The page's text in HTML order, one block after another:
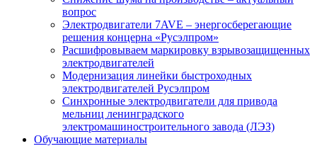
вопрос
Электродвигатели 7AVE – энергосберегающие
решения концерна «Русэлпром»
Расшифровываем маркировку взрывозащищенных
электродвигателей
Модернизация линейки быстроходных
электродвигателей Русэлпром
Синхронные электродвигатели для привода
мельниц ленинградского
электромашиностроительного завода (ЛЭЗ)
Обучающие материалы